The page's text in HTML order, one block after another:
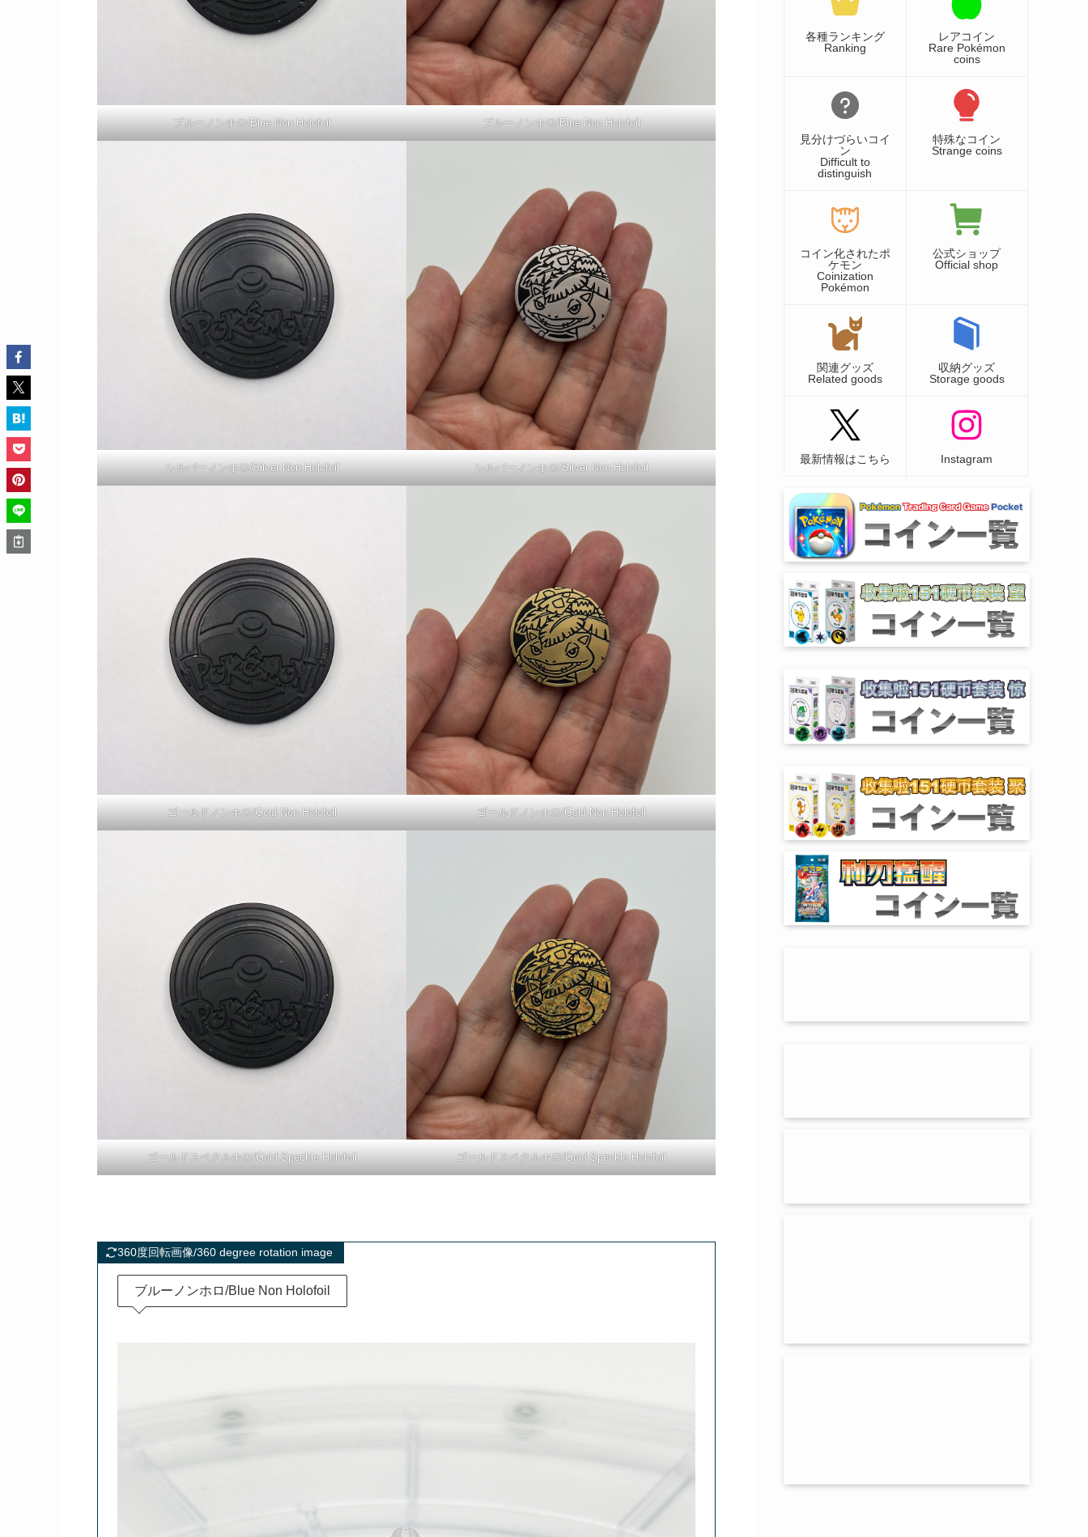
ブルーノンホロ/Blue Non Holofoil ブルーノンホロ/Blue Non Holofoil
シルバーノンホロ/Silver Non Holofoil シルバーノンホロ/Silver Non Holofoil
ゴールドノンホロ/Gold Non Holofoil ゴールドノンホロ/Gold Non Holofoil
ゴールドスペクルホロ/Gold Speckle Holofoil ゴールドスペクルホロ/Gold Speckle Holofoil
360度回転画像/360 degree rotation image
ブルーノンホロ/Blue Non Holofoil
各種ランキング
Ranking
レアコイン
Rare Pokémon
coins
見分けづらいコイ
ン
Difficult to
distinguish
特殊なコイン
Strange coins
コイン化されたポ
ケモン
Coinization
Pokémon
公式ショップ
Official shop
関連グッズ
Related goods
収納グッズ
Storage goods
最新情報はこちら Instagram